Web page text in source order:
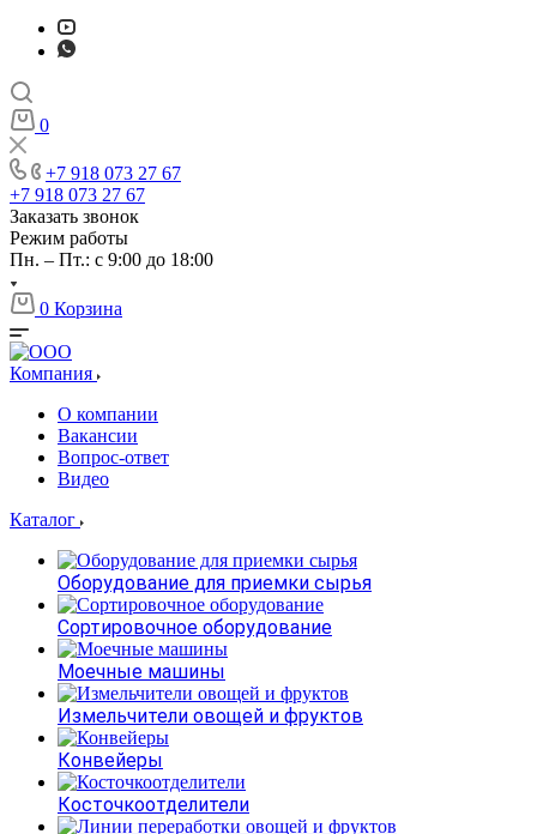
0
+7 918 073 27 67
+7 918 073 27 67
Заказать звонок
Режим работы
Пн. – Пт.: с 9:00 до 18:00
0 Корзина
Компания
О компании
Вакансии
Вопрос-ответ
Видео
Каталог
Оборудование для приемки сырья
Сортировочное оборудование
Моечные машины
Измельчители овощей и фруктов
Конвейеры
Косточкоотделители